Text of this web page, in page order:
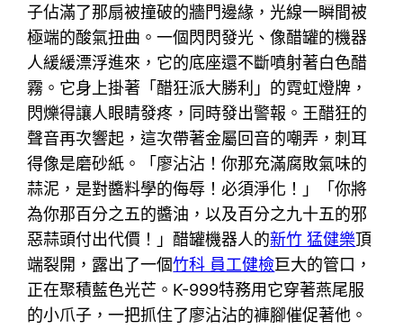
子佔滿了那扇被撞破的牆門邊緣，光線一瞬間被
極端的酸氣扭曲。一個閃閃發光、像醋罐的機器
人緩緩漂浮進來，它的底座還不斷噴射著白色醋
霧。它身上掛著「醋狂派大勝利」的霓虹燈牌，
閃爍得讓人眼睛發疼，同時發出警報。王醋狂的
聲音再次響起，這次帶著金屬回音的嘲弄，刺耳
得像是磨砂紙。「廖沾沾！你那充滿腐敗氣味的
蒜泥，是對醬料學的侮辱！必須淨化！」「你將
為你那百分之五的醬油，以及百分之九十五的邪
惡蒜頭付出代價！」醋罐機器人的新竹 猛健樂頂
端裂開，露出了一個竹科 員工健檢巨大的管口，
正在聚積藍色光芒。K-999特務用它穿著燕尾服
的小爪子，一把抓住了廖沾沾的褲腳催促著他。